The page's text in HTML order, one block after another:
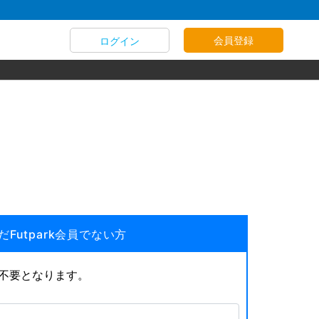
ログイン 会員登録
Futpark会員でない方
となります。